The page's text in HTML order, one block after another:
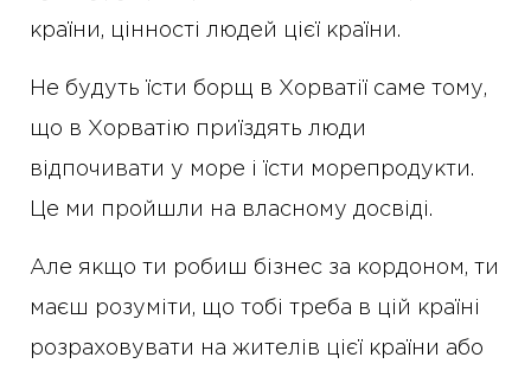
країни, цінності людей цієї країни.
Не будуть їсти борщ в Хорватії саме тому,
що в Хорватію приїздять люди
відпочивати у море і їсти морепродукти.
Це ми пройшли на власному досвіді.
Але якщо ти робиш бізнес за кордоном, ти
маєш розуміти, що тобі треба в цій країні
розраховувати на жителів цієї країни або